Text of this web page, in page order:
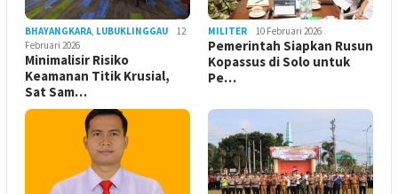
BHAYANGKARA, LUBUKLINGGAU
12
Februari 2026
Minimalisir Risiko
Keamanan Titik Krusial,
Sat Sam…
MILITER 10 Februari 2026
Pemerintah Siapkan Rusun
Kopassus di Solo untuk
Pe…